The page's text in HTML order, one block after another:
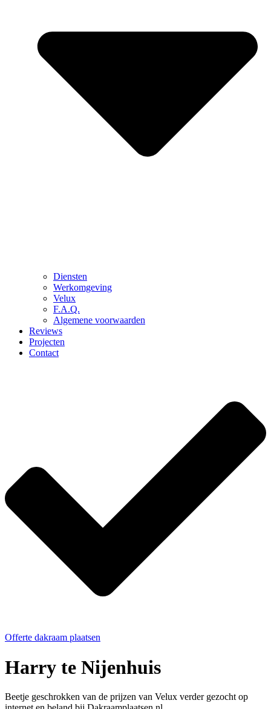
Diensten
Werkomgeving
Velux
F.A.Q.
Algemene voorwaarden
Reviews
Projecten
Contact
Offerte dakraam plaatsen
Harry te Nijenhuis
Beetje geschrokken van de prijzen van Velux verder gezocht op